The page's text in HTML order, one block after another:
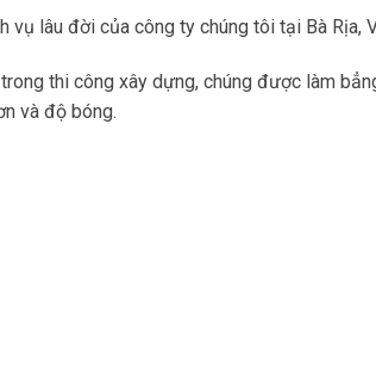
vụ lâu đời của công ty chúng tôi tại Bà Rịa,
thi công xây dựng, chúng được làm
và độ bóng.